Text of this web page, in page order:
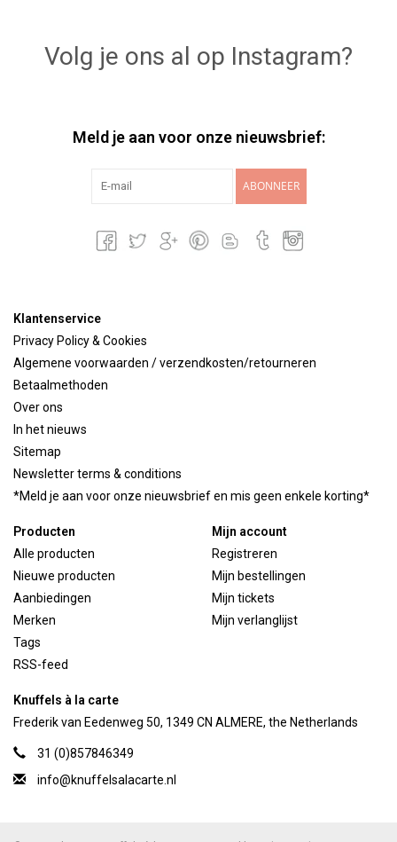
Volg je ons al op Instagram?
Meld je aan voor onze nieuwsbrief:
ABONNEER
Klantenservice
Privacy Policy & Cookies
Algemene voorwaarden / verzendkosten/retourneren
Betaalmethoden
Over ons
In het nieuws
Sitemap
Newsletter terms & conditions
*Meld je aan voor onze nieuwsbrief en mis geen enkele korting*
Producten
Alle producten
Nieuwe producten
Aanbiedingen
Merken
Tags
RSS-feed
Mijn account
Registreren
Mijn bestellingen
Mijn tickets
Mijn verlanglijst
Knuffels à la carte
Frederik van Eedenweg 50, 1349 CN ALMERE, the Netherlands
31 (0)857846349
info@knuffelsalacarte.nl